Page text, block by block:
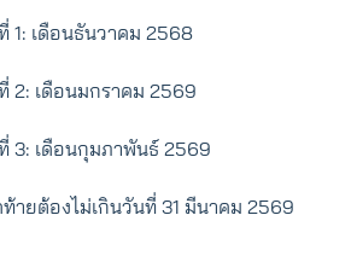
เดือนธันวาคม 2568
เดือนมกราคม 2569
3: เดือนกุมภาพันธ์ 2569
ท้ายต้องไม่เกินวันที่ 31 มีนาคม 2569